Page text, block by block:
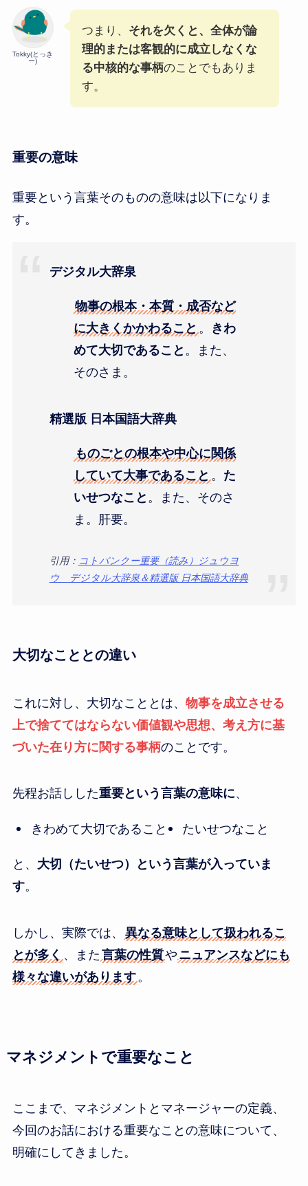
Tokky(とっき
ー)
つまり、 それを欠くと、全体が論
理的または客観的に成立しなくな
る中核的な事柄のことでもありま
す。
重要の意味
重要という言葉そのものの意味は以下になりま
す。
デジタル大辞泉
物事の根本・本質・成否など
に大きくかかわること 。 きわ
めて大切であること 。また、
そのさま。
精選版 日本国語大辞典
ものごとの根本や中心に関係
していて大事であること 。 た
いせつなこと 。また、そのさ
ま。肝要。
引用： コトバンクー重要（読み）ジュウヨ
ウ デジタル大辞泉＆精選版 日本国語大辞典
大切なこととの違い
これに対し、大切なこととは、 物事を成立させる
上で捨ててはならない価値観や思想、考え方に基
づいた在り方に関する事柄のことです。
先程お話しした重要という言葉の意味に、
きわめて大切であること たいせつなこと
と、 大切（たいせつ）という言葉が入っていま
す。
しかし、実際では、
異なる意味として扱われるこ
とが多く 、また 言葉の性質や ニュアンスなどにも
様々な違いがあります 。
マネジメントで重要なこと
ここまで、マネジメントとマネージャーの定義、
今回のお話における重要なことの意味について、
明確にしてきました。